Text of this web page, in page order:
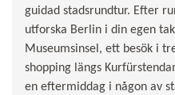
guidad stadsrundtur. Efter
utforska Berlin i din egen
Museumsinsel, ett besök i
shopping längs
en eftermiddag i någon av